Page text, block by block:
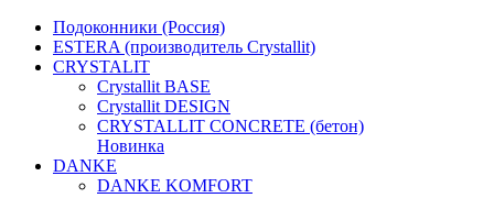
Подоконники (Россия)
ESTERA (производитель Crystallit)
CRYSTALIT
Crystallit BASE
Crystallit DESIGN
CRYSTALLIT CONCRETE (бетон)
Новинка
DANKE
DANKE KOMFORT